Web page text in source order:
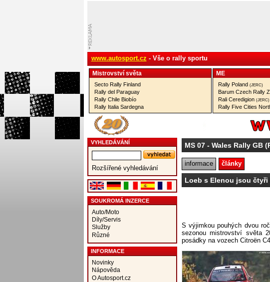
www.autosport.cz - Vše o rally sportu
Mistrovství­ světa
Secto Rally Finland
Rally del Paraguay
Rally Chile Biobío
Rally Italia Sardegna
ME
Rally Poland (JERC)
Barum Czech Rally
Rali Ceredigion (JERC)
Rally Five Cities
VYHLEDÁVÁNÍ
Rozšířené vyhledávání
SOUKROMÁ INZERCE
Auto/Moto
Díly/Servis
Služby
Různé
INFORMACE
Novinky
Nápověda
O Autosport.cz
MS 07- Wales Rally GB
informace články
Loeb s Elenou jsou
S výjimkou pouhých dvou
sezonou mistrovství světa
posádky na vozech Citroën